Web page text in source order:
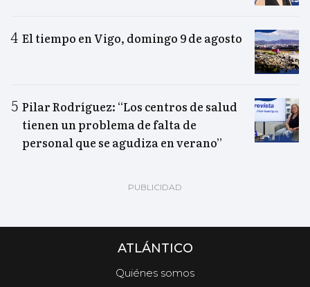
El tiempo en Vigo, domingo 9 de agosto
Pilar Rodríguez: “Los centros de salud
tienen un problema de falta de
personal que se agudiza en verano”
ATLÁNTICO
Quiénes somos